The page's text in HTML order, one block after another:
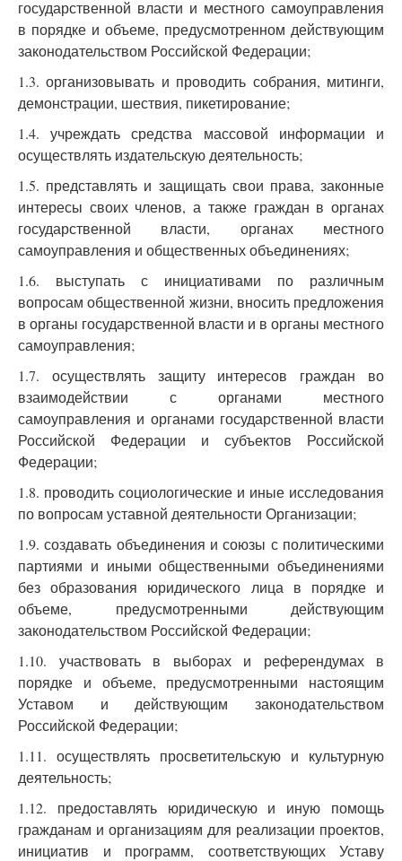
государственной власти и местного самоуправления
в порядке и объеме, предусмотренном действующим
законодательством Российской Федерации;
1.3. организовывать и проводить собрания, митинги,
демонстрации, шествия, пикетирование;
1.4. учреждать средства массовой информации и
осуществлять издательскую деятельность;
1.5. представлять и защищать свои права, законные
интересы своих членов, а также граждан в органах
государственной власти, органах местного
самоуправления и общественных объединениях;
1.6. выступать с инициативами по различным
вопросам общественной жизни, вносить предложения
в органы государственной власти и в органы местного
самоуправления;
1.7. осуществлять защиту интересов граждан во
взаимодействии с органами местного
самоуправления и органами государственной власти
Российской Федерации и субъектов Российской
Федерации;
1.8. проводить социологические и иные исследования
по вопросам уставной деятельности Организации;
1.9. создавать объединения и союзы с политическими
партиями и иными общественными объединениями
без образования юридического лица в порядке и
объеме, предусмотренными действующим
законодательством Российской Федерации;
1.10. участвовать в выборах и референдумах в
порядке и объеме, предусмотренными настоящим
Уставом и действующим законодательством
Российской Федерации;
1.11. осуществлять просветительскую и культурную
деятельность;
1.12. предоставлять юридическую и иную помощь
гражданам и организациям для реализации проектов,
инициатив и программ, соответствующих Уставу